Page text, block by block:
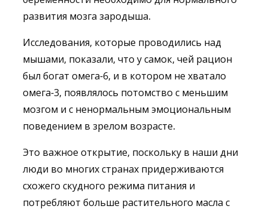
развития мозга зародыша.
Исследования, которые проводились над
мышами, показали, что у самок, чей рацион
был богат омега-6, и в котором не хватало
омега-3, появлялось потомство с меньшим
мозгом и с ненормальным эмоциональным
поведением в зрелом возрасте.
Это важное открытие, поскольку в наши дни
люди во многих странах придерживаются
схожего скудного режима питания и
потребляют больше растительного масла с